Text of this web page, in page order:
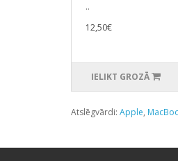
..
12,50€
IELIKT GROZĀ
Atslēgvārdi: Apple,